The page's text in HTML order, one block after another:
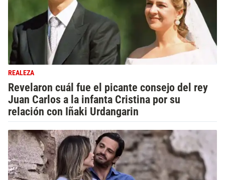
REALEZA
Revelaron cuál fue el picante consejo del rey
Juan Carlos a la infanta Cristina por su
relación con Iñaki Urdangarin